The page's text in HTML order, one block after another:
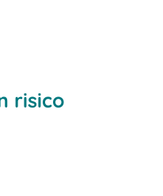
risico